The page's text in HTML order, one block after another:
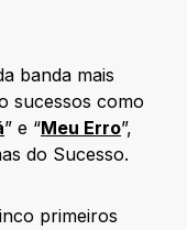
banda mais
sucessos como
” e “Meu Erro”,
do Sucesso.
primeiros